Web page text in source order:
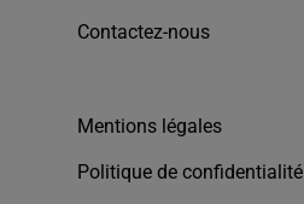
Contactez-nous
Mentions légales
Politique de confidentialité